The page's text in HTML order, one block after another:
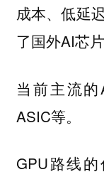
成本、低延
了国外AI芯
当前主流
ASIC等。
GPU路线